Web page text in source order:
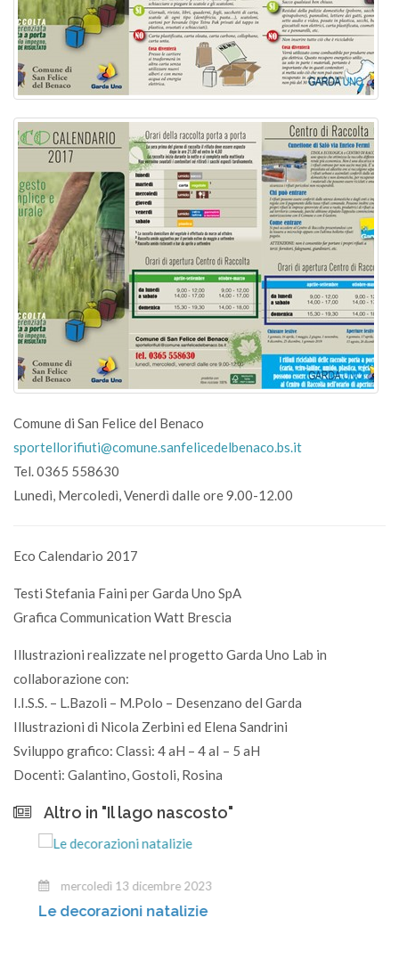
Comune di San Felice del Benaco
sportellorifiuti@comune.sanfelicedelbenaco.bs.it
Tel. 0365 558630
Lunedì, Mercoledì, Venerdì dalle ore 9.00-12.00
Eco Calendario 2017
Testi Stefania Faini per Garda Uno SpA
Grafica Communication Watt Brescia
Illustrazioni realizzate nel progetto Garda Uno Lab in
collaborazione con:
I.I.S.S. – L.Bazoli – M.Polo – Desenzano del Garda
Illustrazioni di Nicola Zerbini ed Elena Sandrini
Sviluppo grafico: Classi: 4 aH – 4 aI – 5 aH
Docenti: Galantino, Gostoli, Rosina
Altro in "Il lago nascosto"
mercoledì 13 dicembre 2023
Le decorazioni natalizie